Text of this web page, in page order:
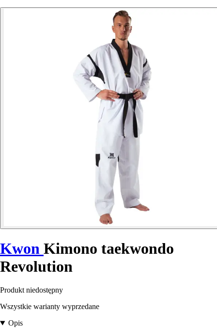
Kwon Kimono taekwondo
Revolution
Produkt niedostępny
Wszystkie warianty wyprzedane
Opis